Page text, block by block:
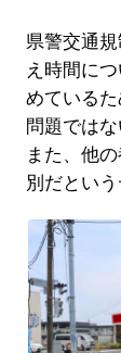
県警交通
え時間に
めている
問題ではな
また、他
別だとい